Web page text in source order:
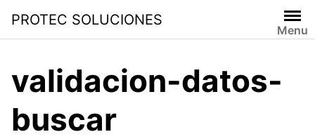
PROTEC SOLUCIONES
Menu
validacion-datos-
buscar